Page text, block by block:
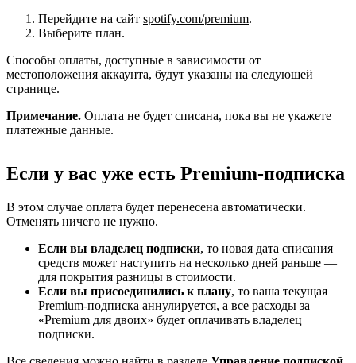
Перейдите на сайт spotify.com/premium.
Выберите план.
Способы оплаты, доступные в зависимости от
местоположения аккаунта, будут указаны на следующей
странице.
Примечание. Оплата не будет списана, пока вы не укажете
платежные данные.
Если у вас уже есть Premium-подписка
В этом случае оплата будет перенесена автоматически.
Отменять ничего не нужно.
Если вы владелец подписки, то новая дата списания
средств может наступить на несколько дней раньше —
для покрытия разницы в стоимости.
Если вы присоединились к плану, то ваша текущая
Premium-подписка аннулируется, а все расходы за
«Premium для двоих» будет оплачивать владелец
подписки.